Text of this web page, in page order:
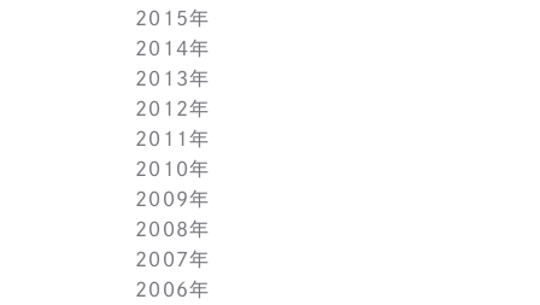
3月(1)
2月(1)
1月(2)
3月(1)
2月(1)
1月(2)
4月(1)
3月(1)
2月(1)
1月(2)
5月(1)
4月(1)
3月(2)
1月(2)
6月(1)
5月(1)
4月(1)
3月(1)
2月(1)
1月(2)
5月(2)
4月(3)
3月(2)
2月(1)
7月(1)
6月(2)
4月(1)
3月(1)
2月(1)
1月(1)
10月(1)
9月(2)
8月(1)
7月(1)
5月(1)
4月(1)
3月(1)
2月(1)
1月(1)
11月(1)
10月(1)
9月(1)
8月(1)
7月(1)
6月(1)
5月(1)
4月(1)
3月(1)
2月(1)
12月(1)
11月(1)
10月(1)
9月(1)
8月(1)
7月(1)
6月(1)
5月(1)
4月(1)
3月(1)
2015年
12月(1)
11月(1)
10月(1)
9月(1)
8月(1)
7月(1)
6月(1)
5月(1)
4月(1)
2014年
12月(1)
11月(1)
10月(1)
9月(1)
8月(1)
7月(1)
6月(1)
5月(1)
2013年
12月(1)
11月(1)
10月(1)
9月(1)
8月(1)
7月(1)
6月(1)
2012年
12月(1)
11月(1)
10月(1)
9月(1)
8月(1)
7月(1)
2011年
12月(1)
11月(1)
10月(1)
9月(1)
8月(1)
2010年
12月(1)
11月(1)
10月(1)
9月(1)
2009年
12月(1)
11月(1)
10月(1)
2008年
12月(1)
11月(1)
2007年
12月(1)
2006年